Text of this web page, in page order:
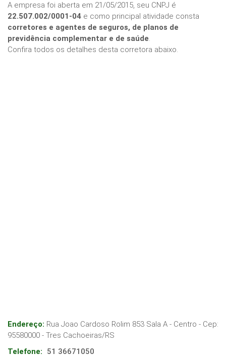
A empresa foi aberta em 21/05/2015, seu CNPJ é
22.507.002/0001-04 e como principal atividade consta
corretores e agentes de seguros, de planos de
previdência complementar e de saúde.
Confira todos os detalhes desta corretora abaixo.
Endereço: Rua Joao Cardoso Rolim 853 Sala A - Centro - Cep:
95580000 - Tres Cachoeiras/RS
Telefone:
51 36671050